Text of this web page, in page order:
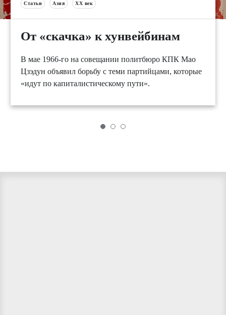
Статьи Азия XX век
От «скачка» к хунвейбинам
В мае 1966-го на совещании политбюро КПК Мао
Цзэдун объявил борьбу с теми партийцами, которые
«идут по капиталистическому пути».